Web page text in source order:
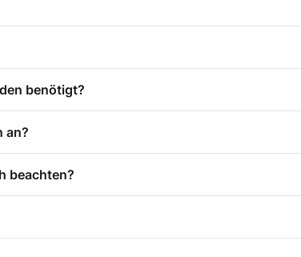
benötigt?
an?
beachten?